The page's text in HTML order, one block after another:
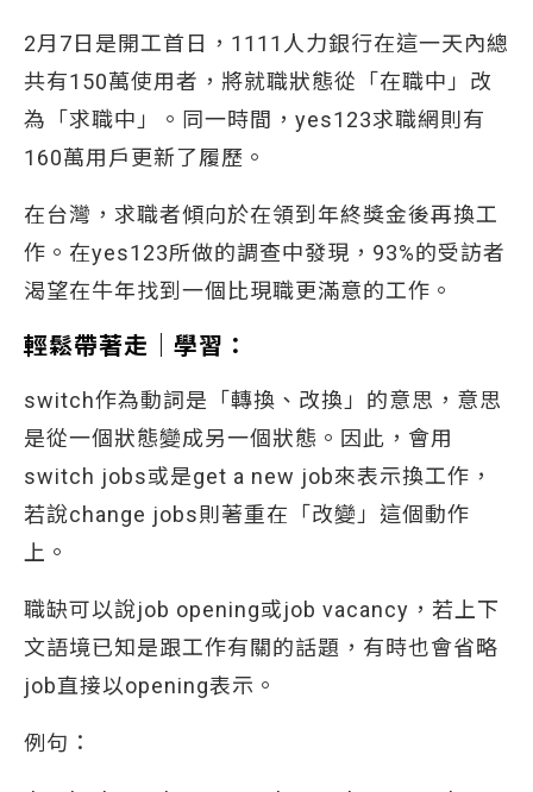
2月7日是開工首日，1111人力銀行在這一天內總
共有150萬使用者，將就職狀態從「在職中」改
為「求職中」。同一時間，yes123求職網則有
160萬用戶更新了履歷。
在台灣，求職者傾向於在領到年終獎金後再換工
作。在yes123所做的調查中發現，93%的受訪者
渴望在牛年找到一個比現職更滿意的工作。
輕鬆帶著走｜學習：
switch作為動詞是「轉換、改換」的意思，意思
是從一個狀態變成另一個狀態。因此，會用
switch jobs或是get a new job來表示換工作，
若說change jobs則著重在「改變」這個動作
上。
職缺可以說job opening或job vacancy，若上下
文語境已知是跟工作有關的話題，有時也會省略
job直接以opening表示。
例句：